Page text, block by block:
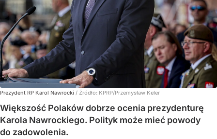
Prezydent RP Karol Nawrocki / Źródło: KPRP/Przemysław Keler
Większość Polaków dobrze ocenia prezydenturę
Karola Nawrockiego. Polityk może mieć powody
do zadowolenia.